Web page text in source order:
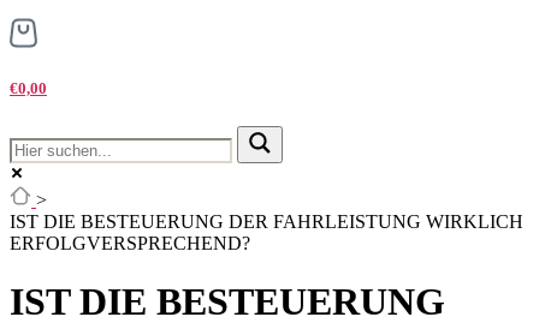
€0,00
>
IST DIE BESTEUERUNG DER FAHRLEISTUNG WIRKLICH
ERFOLGVERSPRECHEND?
IST DIE BESTEUERUNG